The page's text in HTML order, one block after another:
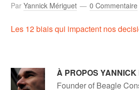
ParYannick Mériguet 0 Commentaire
Les 12 biais qui impactent nos
À PROPOSYANNICK
Founder of Beagle